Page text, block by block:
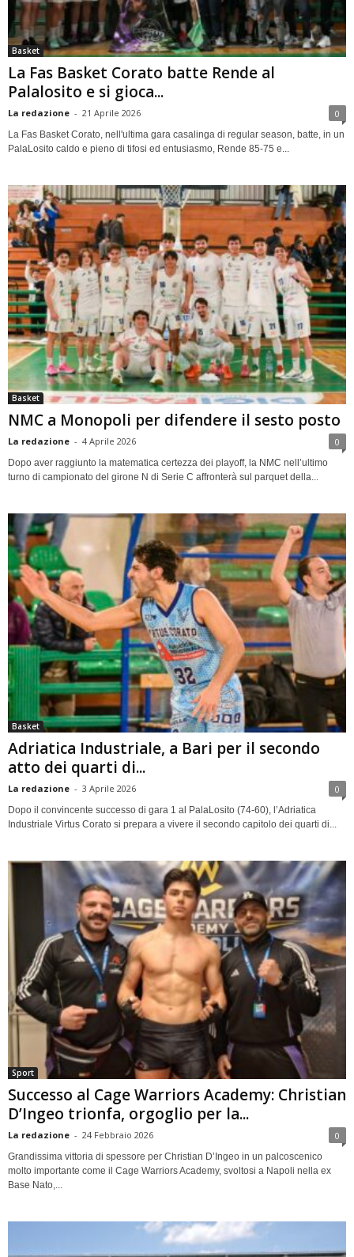
Basket
La Fas Basket Corato batte Rende al
Palalosito e si gioca...
La redazione - 21 Aprile 2026 0
La Fas Basket Corato, nell'ultima gara casalinga di regular season, batte, in un
PalaLosito caldo e pieno di tifosi ed entusiasmo, Rende 85-75 e...
Basket
NMC a Monopoli per difendere il sesto posto
La redazione - 4 Aprile 2026 0
Dopo aver raggiunto la matematica certezza dei playoff, la NMC nell’ultimo
turno di campionato del girone N di Serie C affronterà sul parquet della...
Basket
Adriatica Industriale, a Bari per il secondo
atto dei quarti di...
La redazione - 3 Aprile 2026 0
Dopo il convincente successo di gara 1 al PalaLosito (74-60), l’Adriatica
Industriale Virtus Corato si prepara a vivere il secondo capitolo dei quarti di...
Sport
Successo al Cage Warriors Academy: Christian
D’Ingeo trionfa, orgoglio per la...
La redazione - 24 Febbraio 2026 0
Grandissima vittoria di spessore per Christian D’Ingeo in un palcoscenico
molto importante come il Cage Warriors Academy, svoltosi a Napoli nella ex
Base Nato,...